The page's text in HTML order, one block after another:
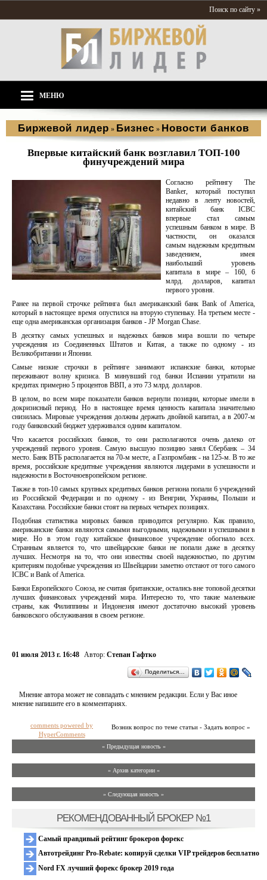
Поиск по сайту »
МЕНЮ
Биржевой лидер » Бизнес » Новости банков
Впервые китайский банк возглавил ТОП-100
финучреждений мира
Согласно рейтингу The
Banker, который поступил
недавно в ленту новостей,
китайский банк ICBC
впервые стал самым
успешным банком в мире. В
частности, он оказался
самым надежным кредитным
заведением, имея
наибольший уровень
капитала в мире – 160, 6
млрд. долларов, капитал
первого уровня.
Ранее на первой строчке рейтинга был американский банк Bank of America,
который в настоящее время опустился на вторую ступеньку. На третьем месте -
еще одна американская организация банков - JP Morgan Chase.
В десятку самых успешных и надежных банков мира вошли по четыре
учреждения из Соединенных Штатов и Китая, а также по одному - из
Великобритании и Японии.
Самые низкие строчки в рейтинге занимают испанские банки, которые
переживают волну кризиса. В минувший год банки Испании утратили на
кредитах примерно 5 процентов ВВП, а это 73 млрд. долларов.
В целом, во всем мире показатели банков вернули позиции, которые имели в
докризисный период. Но в настоящее время ценность капитала значительно
снизилась. Мировые учреждения должны держать двойной капитал, а в 2007-м
году банковский бюджет удерживался одним капиталом.
Что касается российских банков, то они располагаются очень далеко от
учреждений первого уровня. Самую высшую позицию занял Сбербанк – 34
место. Банк ВТБ располагается на 70-м месте, а Газпромбанк - на 125-м. В то же
время, российские кредитные учреждения являются лидерами в успешности и
надежности в Восточноевропейском регионе.
Также в топ-10 самых крупных кредитных банков региона попали 6 учреждений
из Российской Федерации и по одному - из Венгрии, Украины, Польши и
Казахстана. Российские банки стоят на первых четырех позициях.
Подобная статистика мировых банков приводится регулярно. Как правило,
американские банки являются самыми выгодными, надежными и успешными в
мире. Но в этом году китайское финансовое учреждение обогнало всех.
Странным является то, что швейцарские банки не попали даже в десятку
лучших. Несмотря на то, что они известны своей надежностью, по другим
критериям подобные учреждения из Швейцарии заметно отстают от того самого
ICBC и Bank of America.
Банки Европейского Союза, не считая британские, остались вне топовой десятки
лучших финансовых учреждений мира. Интересно то, что такие маленькие
страны, как Филиппины и Индонезия имеют достаточно высокий уровень
банковского обслуживания в своем регионе.
01 июля 2013 г. 16:48 Автор: Степан Гафтко
Поделиться…
Мнение автора может не совпадать с мнением редакции. Если у Вас иное
мнение напишите его в комментариях.
Возник вопрос по теме статьи - Задать вопрос »
comments powered by
HyperComments
« Предыдущая новость «
» Архив категории «
» Следующая новость »
РЕКОМЕНДОВАННЫЙ БРОКЕР №1
Самый правдивый рейтинг брокеров форекс
Автотрейдинг Pro-Rebate: копируй сделки VIP трейдеров бесплатно
Nord FX лучший форекс брокер 2019 года